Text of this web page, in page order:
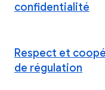
confidentialité
Respect et
de régulation